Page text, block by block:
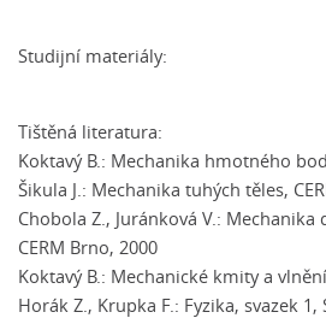
Studijní materiály:
Tištěná literatura:
Koktavý B.: Mechanika hmotného
Šikula J.: Mechanika tuhých těles,
Chobola Z., Juránková V.:
CERM Brno, 2000
Koktavý B.: Mechanické kmity a
Horák Z., Krupka F.: Fyzika, svazek 1,